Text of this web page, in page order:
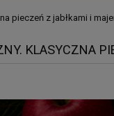
pieczeń z jabłkami i
KLASYCZNA